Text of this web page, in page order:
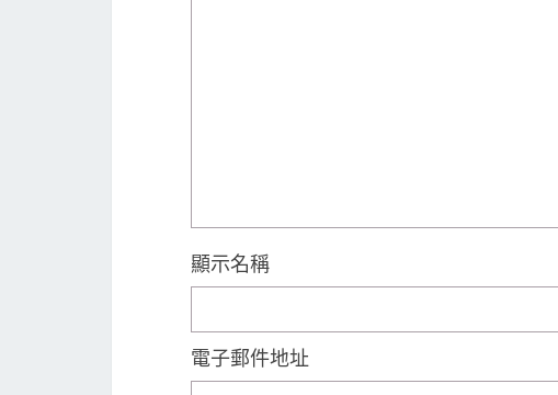
顯示名稱
電子郵件地址